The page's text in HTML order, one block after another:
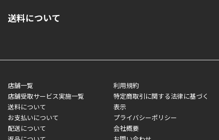
■代金引換(代引)※手数料がかかります
■商品によっては一部決済方法が使用できない場合がございま
す。
ご注文が確認出来次第、1～4営業日に発送いたします。「お取り
業日にてお引渡しとなります。(離島などの場合、例外もあります)
メーカー直送品など一部商品については、その他商品との購入に
制限がかかる場合がございます。また発送日についても、通常と
異なる場合がございます。対象商品の説明ページをご確認くださ
い。
■店舗受取をご選択いただいた場合
送料について
店舗一覧
店舗受取サービス実施一覧
送料について
お支払いについて
配送について
利用規約
特定商取引に関する法律に基づく
表示
プライバシーポリシー
会社概要